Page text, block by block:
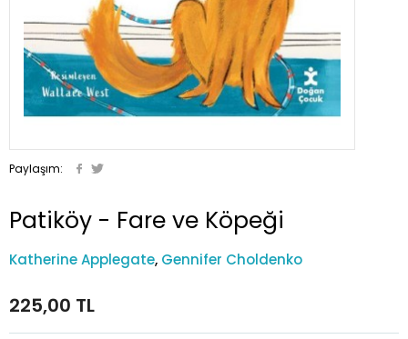
Paylaşım:
Patiköy - Fare ve Köpeği
Katherine Applegate, Gennifer Choldenko
225,00 TL